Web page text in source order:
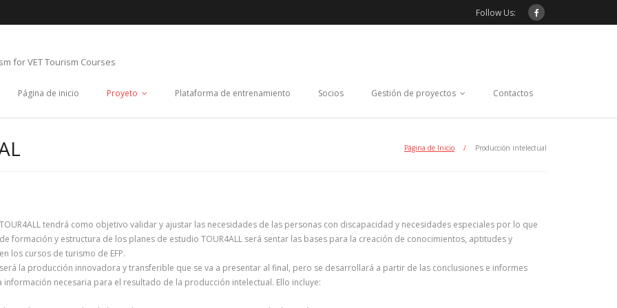
Follow Us:
for VET Tourism Courses
Página de inicio Proyeto Plataforma de entrenamiento Socios Gestión de proyectos Contactos
Página de Inicio / Producción intelectual
tendrá como objetivo validar y ajustar las necesidades de las personas con discapacidad y necesidades especiales por lo que
formación y estructura de los planes de estudio TOUR4ALL será sentar las bases para la creación de conocimientos, aptitudes y
los cursos de turismo de EFP.
la producción innovadora y transferible que se va a presentar al final, pero se desarrollará a partir de las conclusiones e informes
necesaria para el resultado de la producción intelectual. Ello incluye: